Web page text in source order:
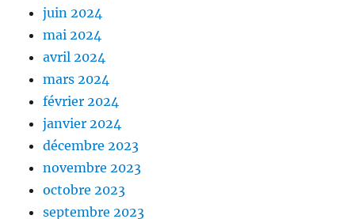
juin 2024
mai 2024
avril 2024
mars 2024
février 2024
janvier 2024
décembre 2023
novembre 2023
octobre 2023
septembre 2023